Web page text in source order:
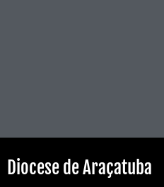
Diocese de Araçatuba